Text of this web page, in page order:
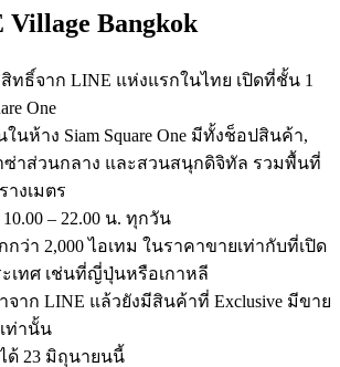
Bangkok
ธิ์จาก LINE แห่งแรกในไทย เปิดที่ชั้น 1
One
นห้าง Siam Square One มีทั้งช็อปสินค้า,
ซ่าส่วนกลาง และสวนสนุกดิจิทัล รวมพื้นที่
างเมตร
– 22.00 น. ทุกวัน
ว่า 2,000 ไอเทม ในราคาขายเท่ากับที่เปิด
เทศ เช่นที่ญี่ปุ่นหรือเกาหลี
าก LINE แล้วยังมีสินค้าที่ Exclusive มีขาย
ท่านั้น
ด้ 23 มิถุนายนนี้